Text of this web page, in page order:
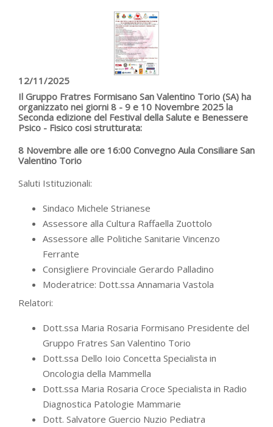
12/11/2025
Il Gruppo Fratres Formisano San Valentino Torio (SA) ha
organizzato nei giorni 8 - 9 e 10 Novembre 2025 la
Seconda edizione del Festival della Salute e Benessere
Psico - Fisico cosi strutturata:
8 Novembre alle ore 16:00 Convegno Aula Consiliare San
Valentino Torio
Saluti Istituzionali:
Sindaco Michele Strianese
Assessore alla Cultura Raffaella Zuottolo
Assessore alle Politiche Sanitarie Vincenzo
Ferrante
Consigliere Provinciale Gerardo Palladino
Moderatrice: Dott.ssa Annamaria Vastola
Relatori:
Dott.ssa Maria Rosaria Formisano Presidente del
Gruppo Fratres San Valentino Torio
Dott.ssa Dello Ioio Concetta Specialista in
Oncologia della Mammella
Dott.ssa Maria Rosaria Croce Specialista in Radio
Diagnostica Patologie Mammarie
Dott. Salvatore Guercio Nuzio Pediatra